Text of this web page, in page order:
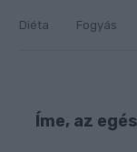
Diéta Fogyás
Íme, az